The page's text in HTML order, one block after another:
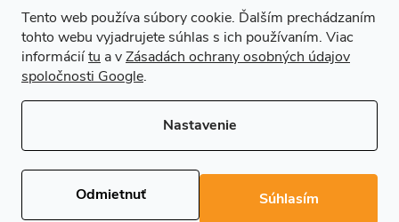
Tento web používa súbory cookie. Ďalším prechádzaním
tohto webu vyjadrujete súhlas s ich používaním. Viac
informáciítu a vZásadách ochrany osobných údajov
spoločnosti Google.
Nastavenie
Odmietnuť Súhlasím
Prijímame online platby
Copyright 2026REGALS.sk. Všetky práva vyhradené.Upraviť nastavenie
cookies